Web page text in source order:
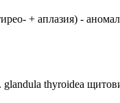
+ аплазия) -
glandula thyroidea